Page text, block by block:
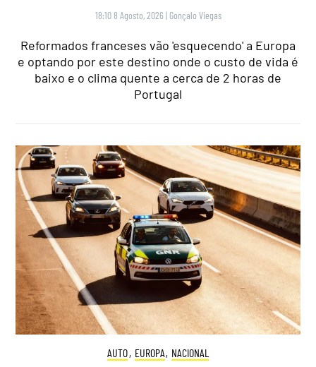
18:10 8 Agosto, 2026 | Gonçalo Viegas
Reformados franceses vão 'esquecendo' a Europa
e optando por este destino onde o custo de vida é
baixo e o clima quente a cerca de 2 horas de
Portugal
AUTO, EUROPA, NACIONAL